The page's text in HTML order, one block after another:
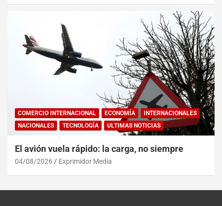
COMERCIO INTERNACIONAL ECONOMÍA
INTERNACIONALES
NACIONALES
TECNOLOGÍA ULTIMAS NOTICIAS
El avión vuela rápido: la carga, no siempre
04/08/2026 Exprimidor Media